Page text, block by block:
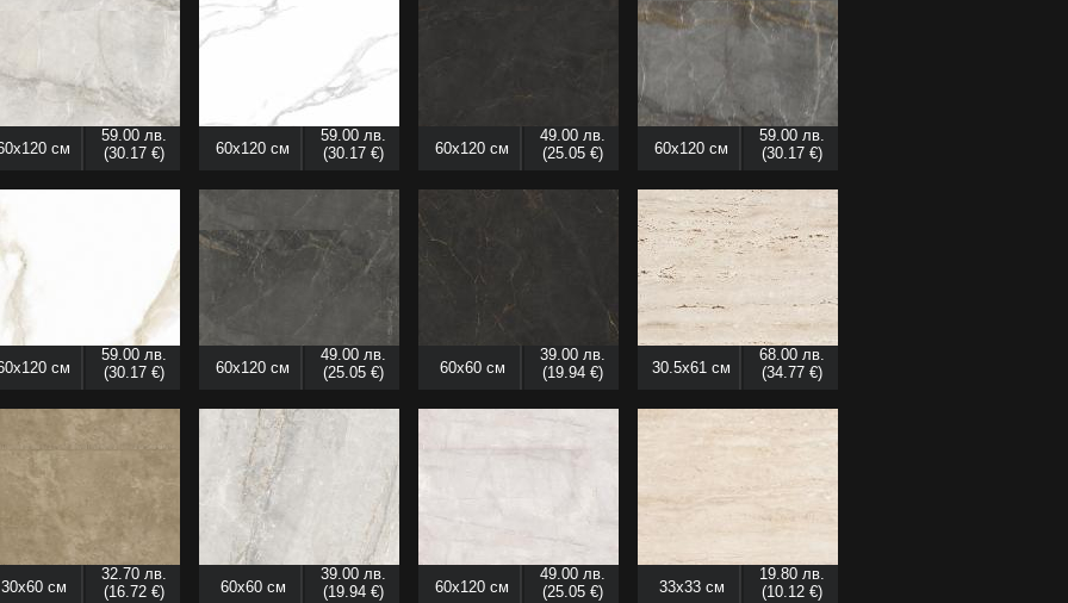
см
59.00 лв.
(30.17 €)
60x120 см
59.00 лв.
(30.17 €)
60x120 см
49.00 лв.
(25.05 €)
60x120 см
59.00 лв.
(30.17 €)
см
59.00 лв.
(30.17 €)
60x120 см
49.00 лв.
(25.05 €)
60x60 см
39.00 лв.
(19.94 €)
30.5x61 см
68.00 лв.
(34.77 €)
30x60 см
32.70 лв.
(16.72 €)
60x60 см
39.00 лв.
(19.94 €)
60x120 см
49.00 лв.
(25.05 €)
33x33 см
19.80 лв.
(10.12 €)